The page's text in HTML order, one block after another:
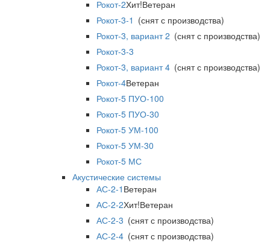
Рокот-2Хит!Ветеран
Рокот-3-1 (снят с производства)
Рокот-3, вариант 2 (снят с производства)
Рокот-3-3
Рокот-3, вариант 4 (снят с производства)
Рокот-4Ветеран
Рокот-5 ПУО-100
Рокот-5 ПУО-30
Рокот-5 УМ-100
Рокот-5 УМ-30
Рокот-5 МС
Акустические системы
АС-2-1 Ветеран
АС-2-2Хит!Ветеран
АС-2-3 (снят с производства)
АС-2-4 (снят с производства)